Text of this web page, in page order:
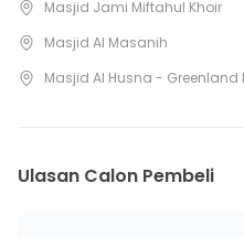
25 menit ke Gerbang Tol
Masjid Jami Miftahul Khoir
Masjid Al Masanih
Masjid Al Husna - Greenland
Ulasan Calon Pembeli